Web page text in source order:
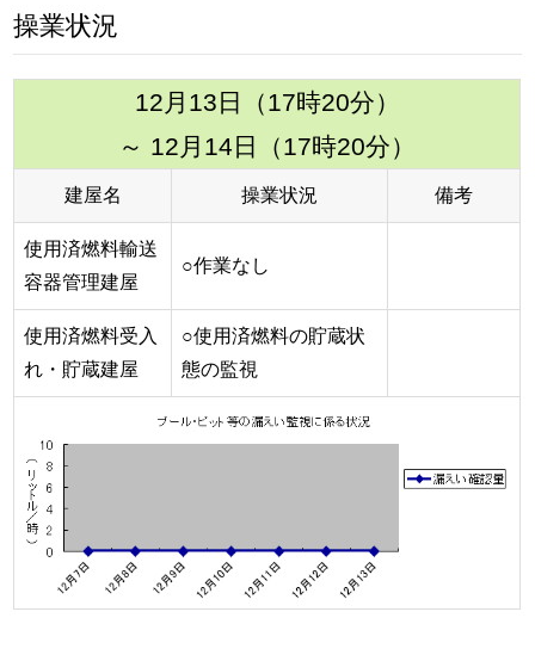
操業状況
12月13日（17時20分）
～ 12月14日（17時20分）
建屋名 操業状況 備考
使用済燃料輸送
容器管理建屋
○作業なし
使用済燃料受入
れ・貯蔵建屋
○使用済燃料の貯蔵状
態の監視